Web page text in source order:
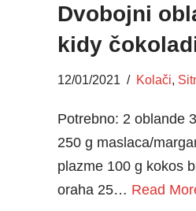
Dvobojni
kidy
12/01/2021 Kolači,
Potrebno: 2 oblande
250 g maslaca/
plazme 100 g kokos
oraha 25… Read